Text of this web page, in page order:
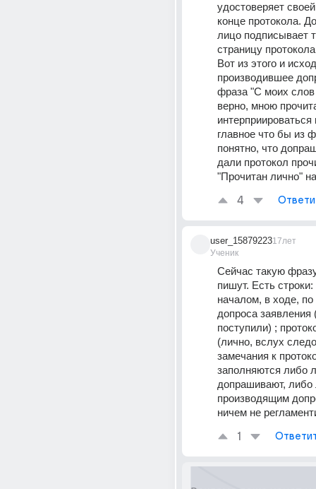
удостоверяет
конце протокола.
лицо подписывает
страницу
Вот из этого и
производившее
фраза "С моих слов
верно, мною
интерприироваться
главное что бы из
понятно, что
дали протокол
"Прочитан лично"
4
user_15879223
Ученик
17лет
Сейчас такую
пишут. Есть
началом, в ходе, по
допроса заявления
поступили) ;
(лично, вслух
замечания к
заполняются либо
допрашивают, либо
производящим
ничем не
1